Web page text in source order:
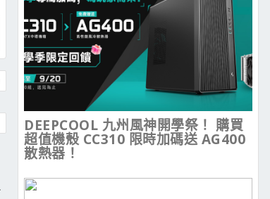
DEEPCOOL 九州風神開學祭！ 購買
超值機殼 CC310 限時加碼送 AG400
散熱器！